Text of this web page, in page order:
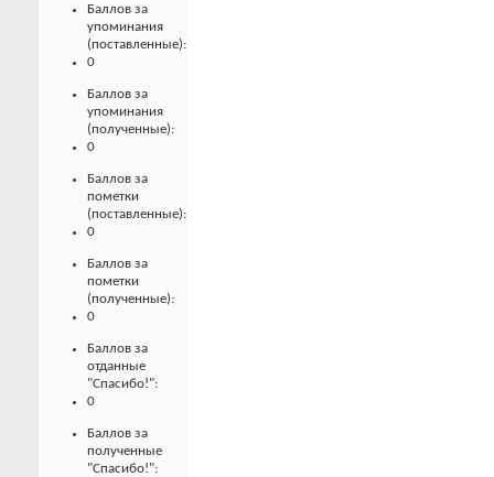
Баллов за
упоминания
(поставленные):
0
Баллов за
упоминания
(полученные):
0
Баллов за
пометки
(поставленные):
0
Баллов за
пометки
(полученные):
0
Баллов за
отданные
"Спасибо!":
0
Баллов за
полученные
"Спасибо!":